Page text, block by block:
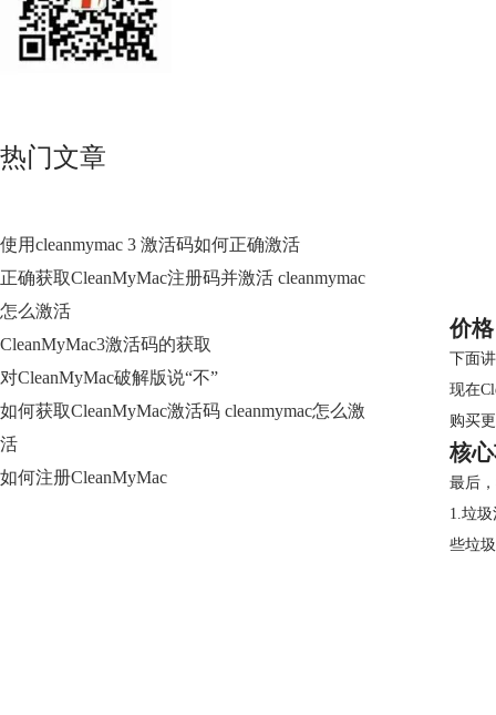
热门文章
使用cleanmymac 3 激活码如何正确激活
正确获取CleanMyMac注册码并激活 cleanmymac
怎么激活
CleanMyMac3激活码的获取
对CleanMyMac破解版说“不”
如何获取CleanMyMac激活码 cleanmymac怎么激
活
如何注册CleanMyMac
价格
下面
现在
购买
核
最后
1.垃
些垃